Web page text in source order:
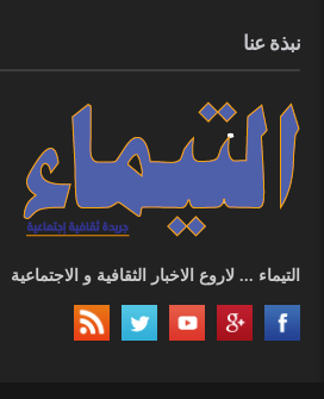
نبذة عنا
التيماء ... لاروع الاخبار الثقافية و الاجتماعية